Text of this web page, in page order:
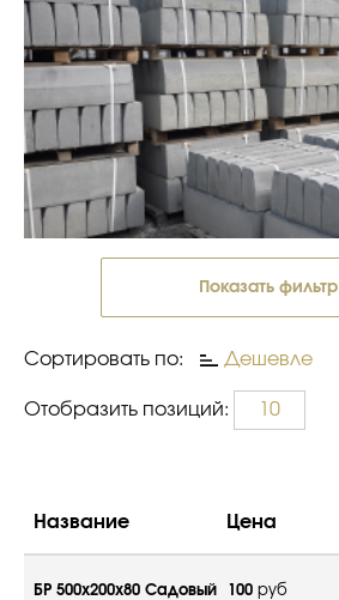
Показать фильтр
Сортировать по: Дешевле
Отобразить позиций: 10
Название Цена
БР 500х200х80 Садовый 100 руб